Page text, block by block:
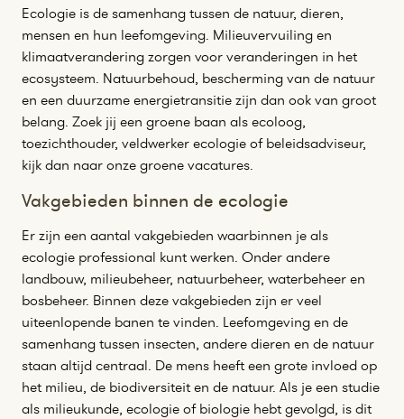
Ecologie is de samenhang tussen de natuur, dieren,
mensen en hun leefomgeving. Milieuvervuiling en
klimaatverandering zorgen voor veranderingen in het
ecosysteem. Natuurbehoud, bescherming van de natuur
en een duurzame energietransitie zijn dan ook van groot
belang. Zoek jij een groene baan als ecoloog,
toezichthouder, veldwerker ecologie of beleidsadviseur,
kijk dan naar onze groene vacatures.
Vakgebieden binnen de ecologie
Er zijn een aantal vakgebieden waarbinnen je als
ecologie professional kunt werken. Onder andere
landbouw, milieubeheer, natuurbeheer, waterbeheer en
bosbeheer. Binnen deze vakgebieden zijn er veel
uiteenlopende banen te vinden. Leefomgeving en de
samenhang tussen insecten, andere dieren en de natuur
staan altijd centraal. De mens heeft een grote invloed op
het milieu, de biodiversiteit en de natuur. Als je een studie
als milieukunde, ecologie of biologie hebt gevolgd, is dit